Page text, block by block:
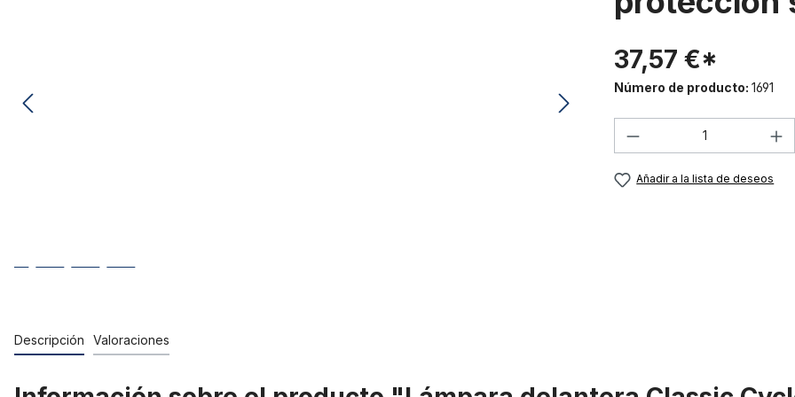
37,57 €*
Número de producto: 1691
Cantidad del
Añadir a la lista de deseos
Descripción Valoraciones